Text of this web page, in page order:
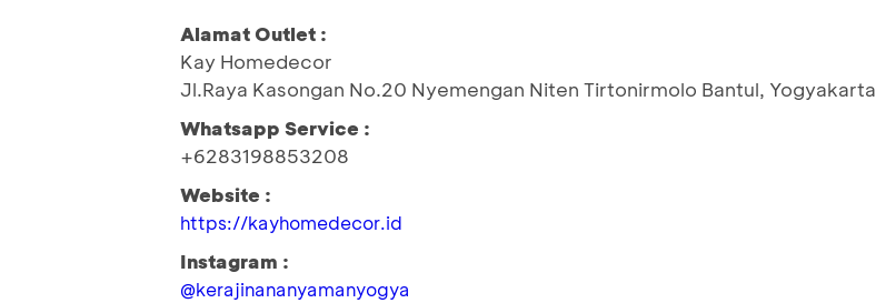
Alamat Outlet :
Kay Homedecor
Jl.Raya Kasongan No.20 Nyemengan Niten Tirtonirmolo Bantul, Yogyakarta
Whatsapp Service :
+6283198853208
Website :
https://kayhomedecor.id
Instagram :
@kerajinananyamanyogya